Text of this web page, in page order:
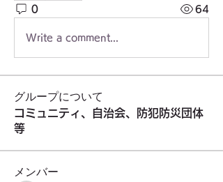
0 64
Write a comment...
グループについて
コミュニティ、自治会、防犯防災団体
等
メンバー